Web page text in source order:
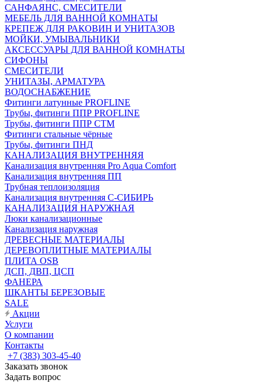
САНФАЯНС, СМЕСИТЕЛИ
МЕБЕЛЬ ДЛЯ ВАННОЙ КОМНАТЫ
КРЕПЕЖ ДЛЯ РАКОВИН И УНИТАЗОВ
МОЙКИ, УМЫВАЛЬНИКИ
АКСЕССУАРЫ ДЛЯ ВАННОЙ КОМНАТЫ
СИФОНЫ
СМЕСИТЕЛИ
УНИТАЗЫ, АРМАТУРА
ВОДОСНАБЖЕНИЕ
Фитинги латунные PROFLINE
Трубы, фитинги ППР PROFLINE
Трубы, фитинги ППР СТМ
Фитинги стальные чёрные
Трубы, фитинги ПНД
КАНАЛИЗАЦИЯ ВНУТРЕННЯЯ
Канализация внутренняя Pro Aqua Comfort
Канализация внутренняя ПП
Трубная теплоизоляция
Канализация внутренняя С-СИБИРЬ
КАНАЛИЗАЦИЯ НАРУЖНАЯ
Люки канализационные
Канализация наружная
ДРЕВЕСНЫЕ МАТЕРИАЛЫ
ДЕРЕВОПЛИТНЫЕ МАТЕРИАЛЫ
ПЛИТА OSB
ДСП, ДВП, ЦСП
ФАНЕРА
ШКАНТЫ БЕРЕЗОВЫЕ
SALE
Акции
Услуги
О компании
Контакты
+7 (383) 303-45-40
Заказать звонок
Задать вопрос